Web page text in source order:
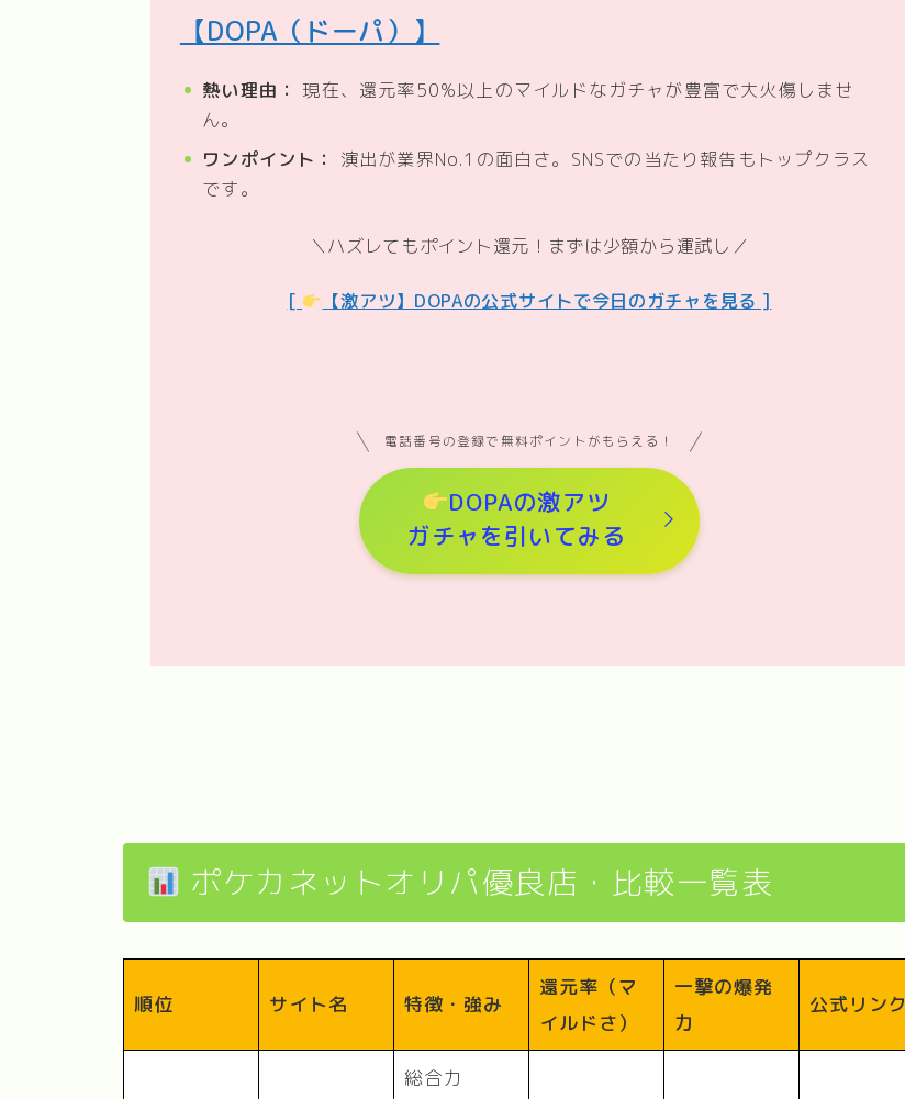
【DOPA（ドーパ）】
熱い理由：
現在、還元率50%以上のマイルドなガチャが豊富で大火傷しませ
ん。
ワンポイント：
演出が業界No.1の面白さ。SNSでの当たり報告もトップクラス
です。
＼ハズレてもポイント還元！まずは少額から運試し／
[ 【激アツ】DOPAの公式サイトで今日のガチャを見る ]
電話番号の登録で無料ポイントがもらえる！
DOPAの激アツ
ガチャを引いてみる
ポケカネットオリパ優良店・比較一覧表
順位 サイト名 特徴・強み
還元率（マ
イルドさ）
一撃の爆発
力
公式リンク
総合力